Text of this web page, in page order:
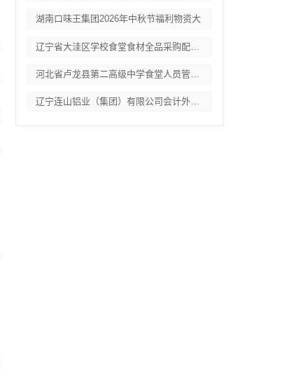
湖南口味王集团2026年中秋节福利物资大
河北省卢龙县第二高级中学食堂人员管理服务
辽宁连山铝业（集团）有限公司会计外包服务